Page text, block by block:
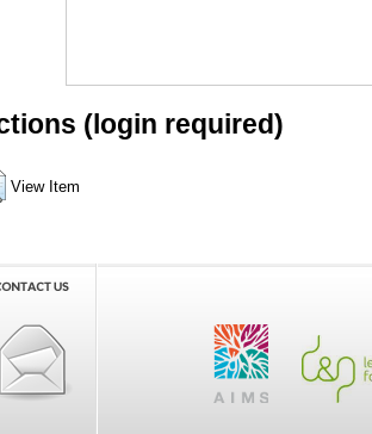
(login required)
View Item